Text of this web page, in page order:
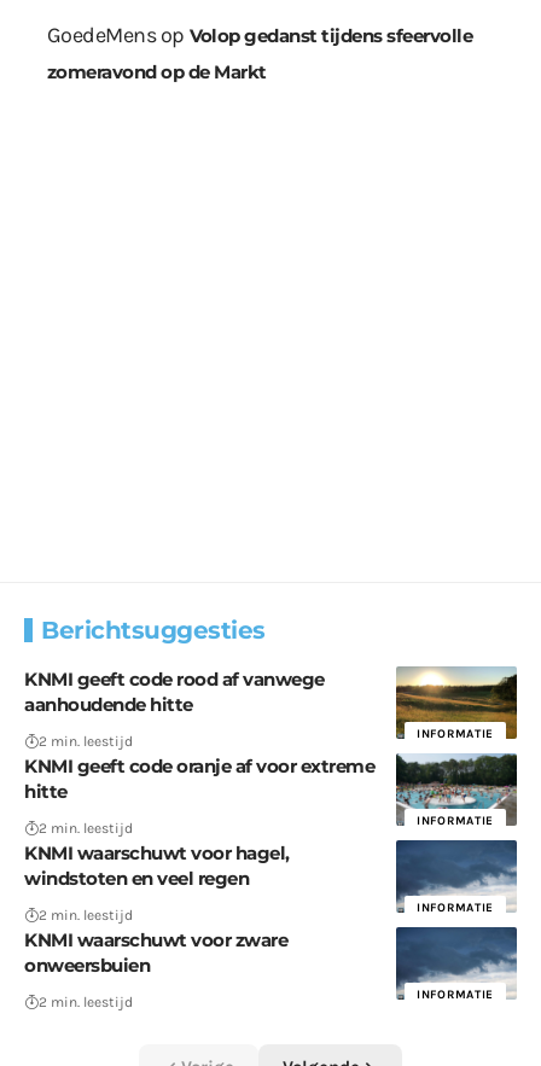
GoedeMensop Volop gedanst tijdens sfeervolle
zomeravond op de Markt
Berichtsuggesties
INFORMATIE
KNMI geeft code rood af vanwege
aanhoudende hitte
2 min. leestijd
INFORMATIE
KNMI geeft code oranje af voor extreme
hitte
2 min. leestijd
INFORMATIE
KNMI waarschuwt voor hagel,
windstoten en veel regen
2 min. leestijd
INFORMATIE
KNMI waarschuwt voor zware
onweersbuien
2 min. leestijd